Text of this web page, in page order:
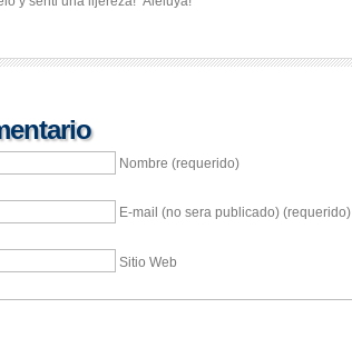
Nombre (requerido)
E-mail (no sera publicado) (requerido)
Sitio Web